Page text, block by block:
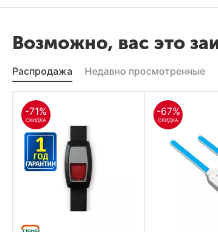
Возможно, вас это
Распродажа Недавно просмотренные
-71%
СКИДКА
-67%
СКИДКА